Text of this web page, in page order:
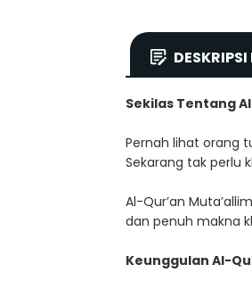
Sekilas Tentang
Pernah lihat orang
Sekarang tak perlu
Al-Qur’an
dan penuh makna
Keunggulan Al-